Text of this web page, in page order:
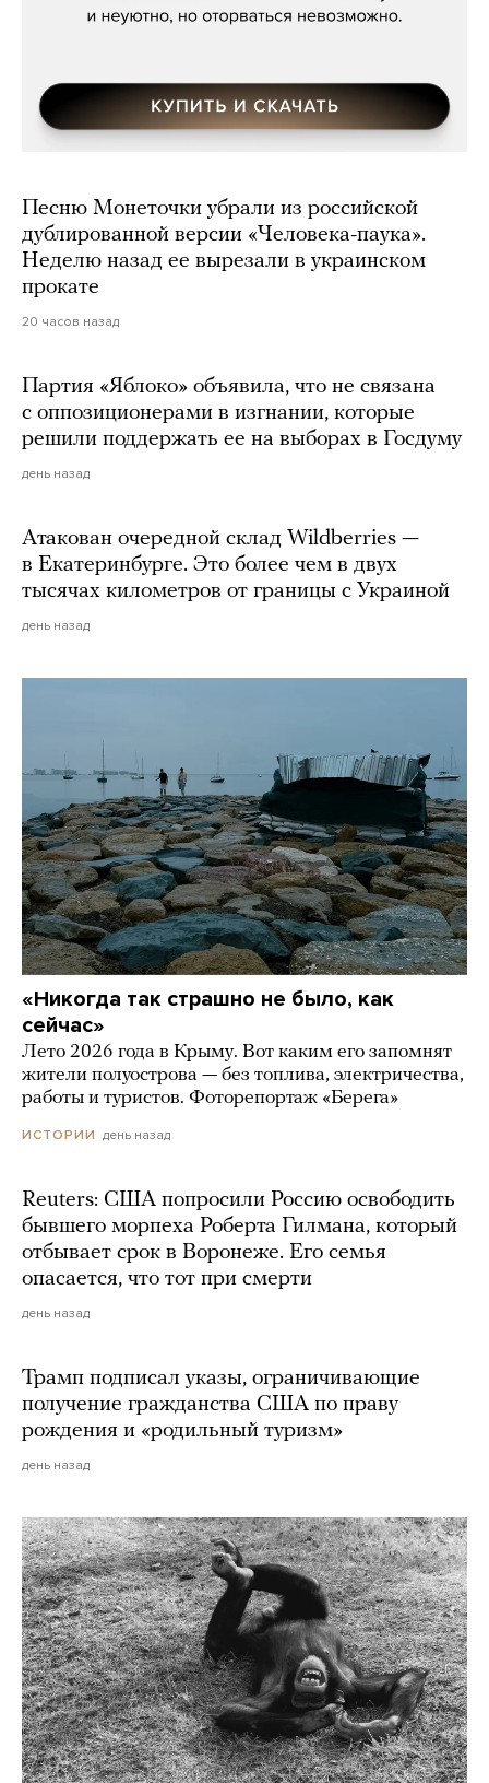
Песню Монеточки убрали из российской
дублированной версии «Человека-паука».
Неделю назад ее вырезали в украинском
прокате
20 часов назад
Партия «Яблоко» объявила, что не связана
с оппозиционерами в изгнании, которые
решили поддержать ее на выборах в Госдуму
день назад
Атакован очередной склад Wildberries —
в Екатеринбурге. Это более чем в двух
тысячах километров от границы с Украиной
день назад
«Никогда так страшно не было, как
сейчас»
Лето 2026 года в Крыму. Вот каким его запомнят
жители полуострова — без топлива, электричества,
работы и туристов. Фоторепортаж «Берега»
ИСТОРИИ день назад
Reuters: США попросили Россию освободить
бывшего морпеха Роберта Гилмана, который
отбывает срок в Воронеже. Его семья
опасается, что тот при смерти
день назад
Трамп подписал указы, ограничивающие
получение гражданства США по праву
рождения и «родильный туризм»
день назад